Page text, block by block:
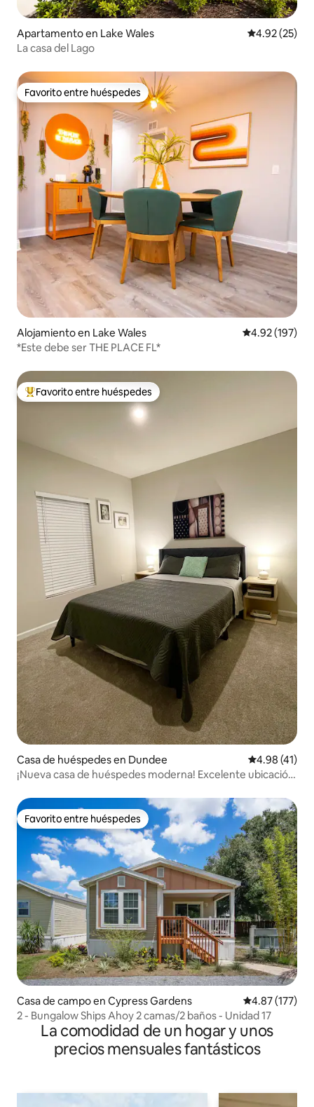
Apartamento en Lake Wales Calificación
4.92 (25)
La casa del Lago
Favorito entre huéspedes
Favorito entre huéspedes
Alojamiento en Lake Wales Calificación
4.92 (197)
*Este debe ser THE PLACE FL*
Favorito entre huéspedes preferido
Favorito entre huéspedes
Casa de huéspedes en Dundee Calificación
4.98 (41)
¡Nueva casa de huéspedes moderna! Excelente ubicación.
Favorito entre huéspedes
Favorito entre huéspedes
Casa de campo en Cypress Gardens Calificación
4.87 (177)
2 - Bungalow Ships Ahoy 2 camas/2 baños - Unidad 17
La comodidad de un hogar y unos
precios mensuales fantásticos